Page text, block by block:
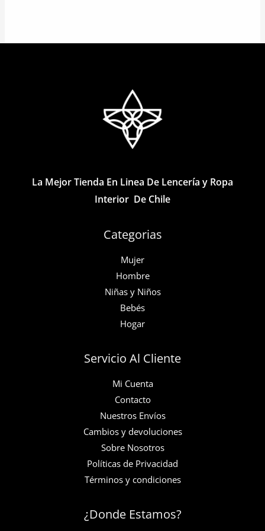
variantes.
de
múltiples
se
pueden
página
de
La Mejor Tienda En Linea De Lencería y Ropa
Interior De Chile
Categorias
Mujer
Hombre
Niñas y Niños
Bebés
Hogar
Servicio Al Cliente
Mi Cuenta
Contacto
Nuestros Envíos
Cambios y devoluciones
Sobre Nosotros
Políticas de Privacidad
Términos y condiciones
¿Donde Estamos?